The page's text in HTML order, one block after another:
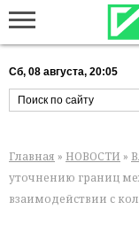
Сб, 08 августа, 20:05
Главная » НОВОСТИ »
уточнению границ
взаимодействии с